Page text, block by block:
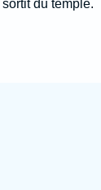
sortit du temple.